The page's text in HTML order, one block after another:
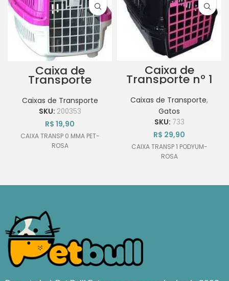
Caixa de
Transporte
MMA Pet Rosa
nº 0
Caixas de Transporte
SKU: 200353
R$ 19,90
CAIXA TRANSP 0 MMA PET-
ROSA
Caixa de
Transporte nº 1
Podyum cor
Rosa
Caixas de Transporte,
Gatos
SKU: 733
R$ 29,90
CAIXA TRANSP 1 PODYUM-
ROSA